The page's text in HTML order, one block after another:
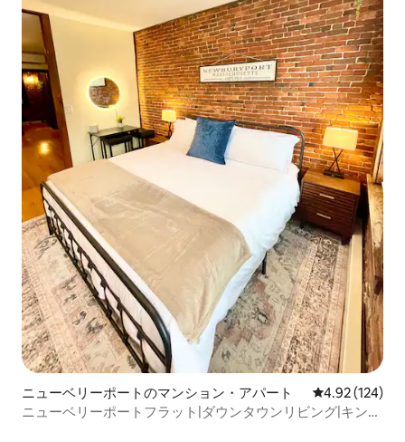
ニューベリーポートのマンション・アパート レビュー124
4.92 (124)
ニューベリーポートフラット|ダウンタウンリビング|キング